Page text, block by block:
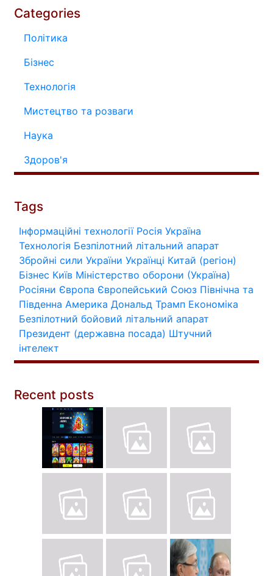
Categories
Політика
Бізнес
Технологія
Мистецтво та розваги
Наука
Здоров'я
Tags
Інформаційні технології Росія Україна
Технологія Безпілотний літальний апарат
Збройні сили України Українці Китай (регіон)
Бізнес Київ Міністерство оборони (Україна)
Росіяни Європа Європейський Союз Північна та
Південна Америка Дональд Трамп Економіка
Безпілотний бойовий літальний апарат
Президент (державна посада) Штучний
інтелект
Recent posts